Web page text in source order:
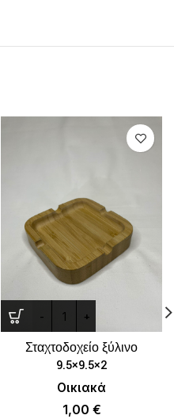
Σταχτοδοχείο ξύλινο
9.5×9.5×2
Οικιακά
1,00 €